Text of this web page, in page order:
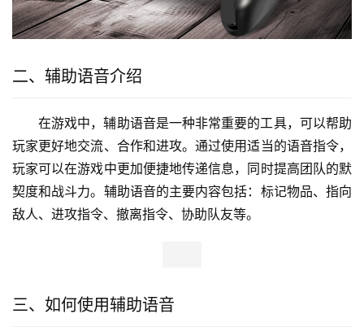
二、辅助语音介绍
在游戏中，辅助语音是一种非常重要的工具，可以帮助
玩家更好地交流、合作和进攻。通过使用适当的语音指令，
玩家可以在游戏中更加便捷地传递信息，同时提高团队的默
契度和战斗力。辅助语音的主要内容包括：标记物品、指向
敌人、进攻指令、撤离指令、协助队友等。
三、如何使用辅助语音